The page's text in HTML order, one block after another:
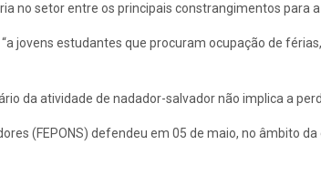
no setor entre os principais constrangimentos para
jovens estudantes que procuram ocupação de
da atividade de nadador-salvador não implica a
(FEPONS) defendeu em 05 de maio, no âmbito